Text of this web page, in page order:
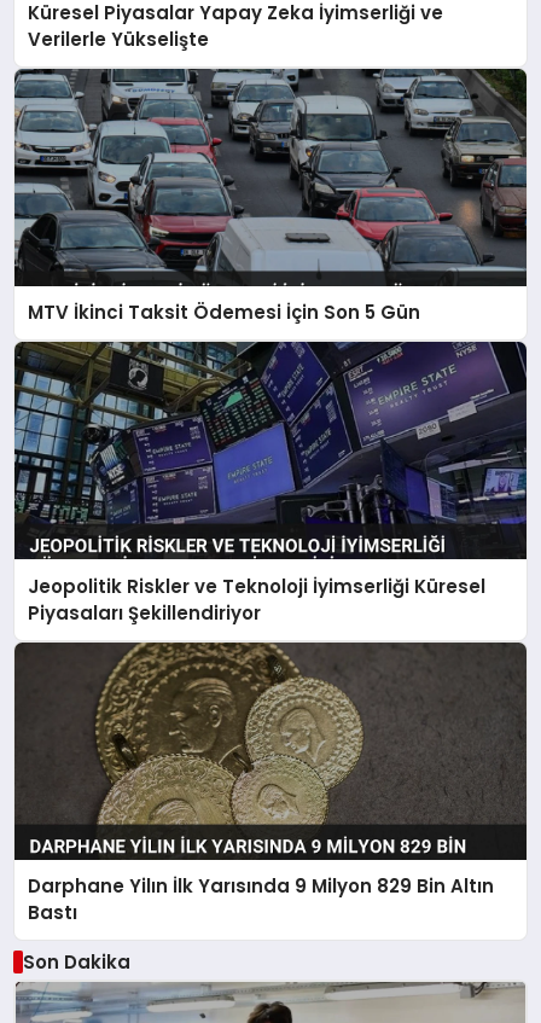
Küresel Piyasalar Yapay Zeka İyimserliği ve
Verilerle Yükselişte
MTV İkinci Taksit Ödemesi İçin Son 5 Gün
Jeopolitik Riskler ve Teknoloji İyimserliği Küresel
Piyasaları Şekillendiriyor
Darphane Yilın İlk Yarısında 9 Milyon 829 Bin Altın
Bastı
Son Dakika